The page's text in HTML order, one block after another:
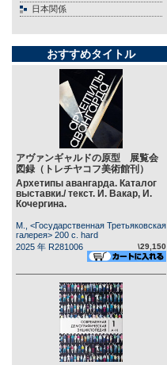
日本関係
おすすめタイトル
アヴァンギャルドの原型 展覧会
図録（トレチヤコフ美術館刊）
Архетипы авангарда. Каталог
выставки./ текст. И. Вакар, И.
Кочергина.
М., <Государственная Третьяковская
галерея> 200 c. hard
2025 年 R281006
\29,150